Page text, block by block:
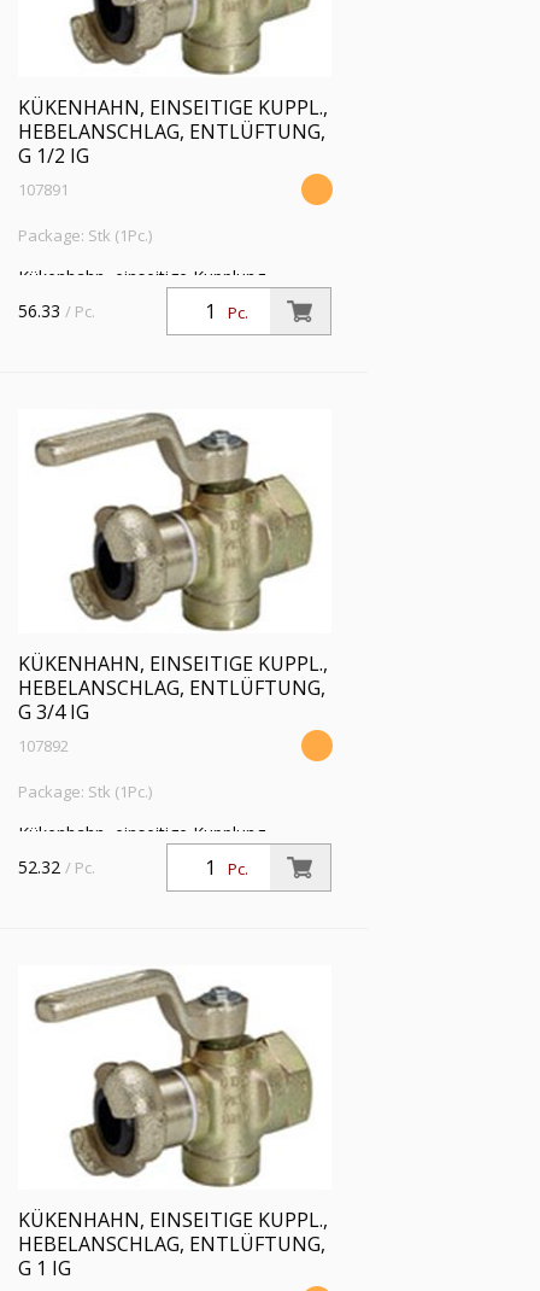
KÜKENHAHN, EINSEITIGE KUPPL.,
HEBELANSCHLAG, ENTLÜFTUNG,
G 1/2 IG
107891
Package: Stk (1Pc.)
Kükenhahn, einseitige Kupplung,
Hebelanschlag, Entlüftung, G 1/2 IG, DN
15, Betriebsdr. max. 10 bar,
Pc.
56.33 / Pc.
KÜKENHAHN, EINSEITIGE KUPPL.,
HEBELANSCHLAG, ENTLÜFTUNG,
G 3/4 IG
107892
Package: Stk (1Pc.)
Kükenhahn, einseitige Kupplung,
Hebelanschlag, Entlüftung, G 3/4 IG, DN
17, Betriebsdr. max. 10 bar,
Pc.
52.32 / Pc.
KÜKENHAHN, EINSEITIGE KUPPL.,
HEBELANSCHLAG, ENTLÜFTUNG,
G 1 IG